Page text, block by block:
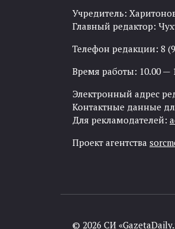
Учредитель:
Главный редактор:
Телефон редакции: 8
Время работы: 10.00 —
Электронный адрес
Контактные данные
Для рекламодателей:
Проект агентства
© 2026 СИ